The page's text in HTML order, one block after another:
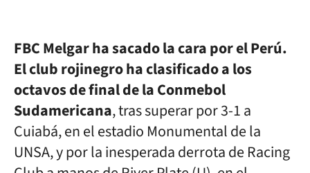
FBC Melgar ha sacado la cara por el Perú.
El club rojinegro ha clasificado a los
octavos de final de la Conmebol
Sudamericana, tras superar por 3-1 a
Cuiabá, en el estadio Monumental de la
UNSA, y por la inesperada derrota de Racing